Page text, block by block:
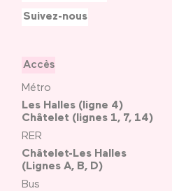
Accès
Métro
Les Halles (ligne 4)
Châtelet (lignes 1, 7, 14)
RER
Châtelet-Les Halles
(Lignes A, B, D)
Bus
Suivez-nous